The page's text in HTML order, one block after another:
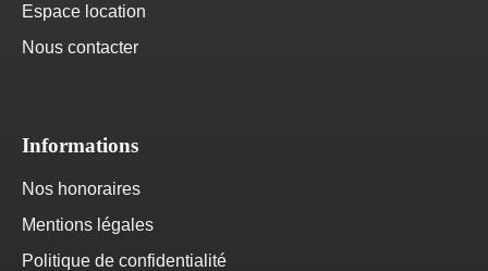
Espace location
Nous contacter
Informations
Nos honoraires
Mentions légales
Politique de confidentialité